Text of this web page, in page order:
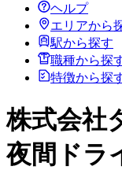
ヘルプ
エリアから
駅から探す
職種から探
特徴から探
株式会社
夜間ドラ